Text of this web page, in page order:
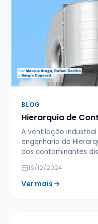
BLOG
Hierarquia de
A ventilação
engenharia da
dos contaminantes
16/12/2024
Ver mais